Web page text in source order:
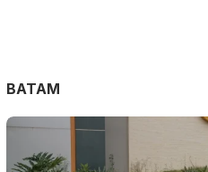
BATAM